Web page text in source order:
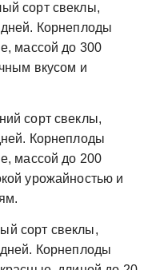
сорт свеклы,
Корнеплоды
массой до 300
вкусом и
сорт свеклы,
Корнеплоды
массой до 200
урожайностью и
сорт свеклы,
Корнеплоды